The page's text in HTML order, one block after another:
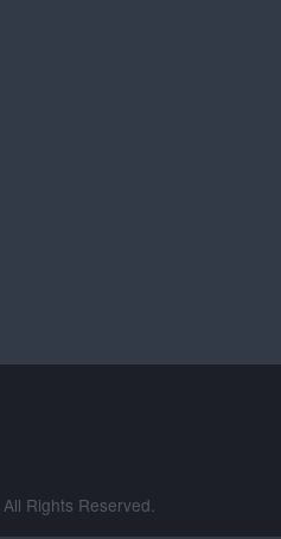
Rights Reserved.